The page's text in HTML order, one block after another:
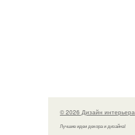
© 2026 Дизайн интерьера
Лучшие идеи декора и дизайна!